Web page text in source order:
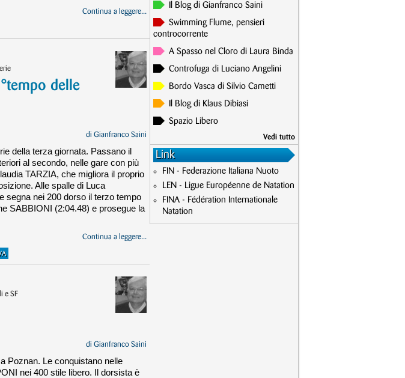
Continua a leggere...
delle
di Gianfranco Saini
della terza giornata. Passano il
al secondo, nelle gare con più
TARZIA, che migliora il proprio
Alle spalle di Luca
segna nei 200 dorso il terzo tempo
SABBIONI (2:04.48) e prosegue la
Continua a leggere...
e SF
di Gianfranco Saini
Poznan. Le conquistano nelle
nei 400 stile libero. Il dorsista è
Il Blog di Gianfranco Saini
Swimming Flume, pensieri
controcorrente
A Spasso nel Cloro di Laura Binda
Controfuga di Luciano Angelini
Bordo Vasca di Silvio Cametti
Il Blog di Klaus Dibiasi
Spazio Libero
Vedi tutto
Link
FIN - Federazione Italiana Nuoto
LEN - Ligue Européenne de Natation
FINA - Fédération Internationale
Natation